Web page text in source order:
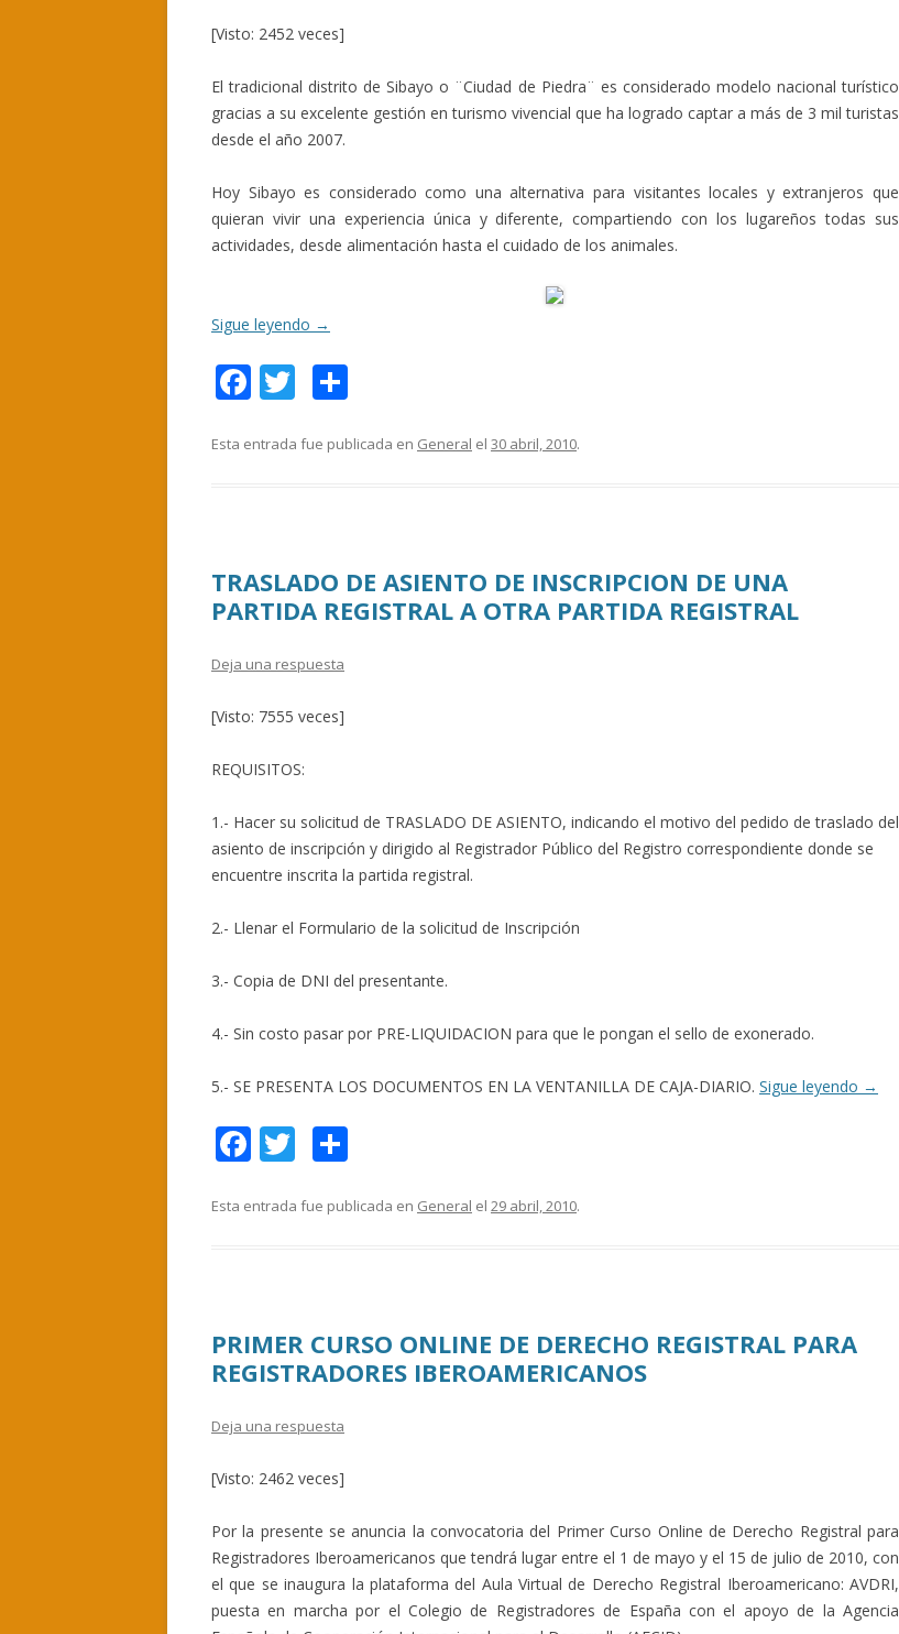
[Visto: 2452 veces]
El tradicional distrito de Sibayo o ¨Ciudad de Piedra¨ es considerado modelo nacional turístico
gracias a su excelente gestión en turismo vivencial que ha logrado captar a más de 3 mil turistas
desde el año 2007.
Hoy Sibayo es considerado como una alternativa para visitantes locales y extranjeros que
quieran vivir una experiencia única y diferente, compartiendo con los lugareños todas sus
actividades, desde alimentación hasta el cuidado de los animales.
Sigue leyendo →
F
e
k
T
itt m
r
Esta entrada fue publicada en General el 30 abril, 2010.
TRASLADO DE ASIENTO DE INSCRIPCION DE UNA
PARTIDA REGISTRAL A OTRA PARTIDA REGISTRAL
Deja una respuesta
[Visto: 7555 veces]
REQUISITOS:
1.- Hacer su solicitud de TRASLADO DE ASIENTO, indicando el motivo del pedido de traslado del
asiento de inscripción y dirigido al Registrador Público del Registro correspondiente donde se
encuentre inscrita la partida registral.
2.- Llenar el Formulario de la solicitud de Inscripción
3.- Copia de DNI del presentante.
4.- Sin costo pasar por PRE-LIQUIDACION para que le pongan el sello de exonerado.
5.- SE PRESENTA LOS DOCUMENTOS EN LA VENTANILLA DE CAJA-DIARIO. Sigue leyendo →
F
e
k
T
itt m
r
Esta entrada fue publicada en General el 29 abril, 2010.
PRIMER CURSO ONLINE DE DERECHO REGISTRAL PARA
REGISTRADORES IBEROAMERICANOS
Deja una respuesta
[Visto: 2462 veces]
Por la presente se anuncia la convocatoria del Primer Curso Online de Derecho Registral para
Registradores Iberoamericanos que tendrá lugar entre el 1 de mayo y el 15 de julio de 2010, con
el que se inaugura la plataforma del Aula Virtual de Derecho Registral Iberoamericano: AVDRI,
puesta en marcha por el Colegio de Registradores de España con el apoyo de la Agencia